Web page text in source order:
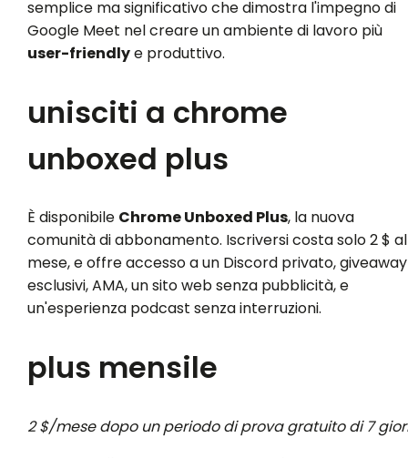
semplice ma significativo che dimostra l'impegno di
Google Meet nel creare un ambiente di lavoro più
user-friendlye produttivo.
unisciti a chrome
unboxed plus
È disponibile Chrome Unboxed Plus, la nuova
comunità di abbonamento. Iscriversi costa solo 2 $ al
mese, e offre accesso a un Discord privato, giveaway
esclusivi, AMA, un sito web senza pubblicità, e
un'esperienza podcast senza interruzioni.
plus mensile
2 $/mese dopo un periodo di prova gratuito di 7